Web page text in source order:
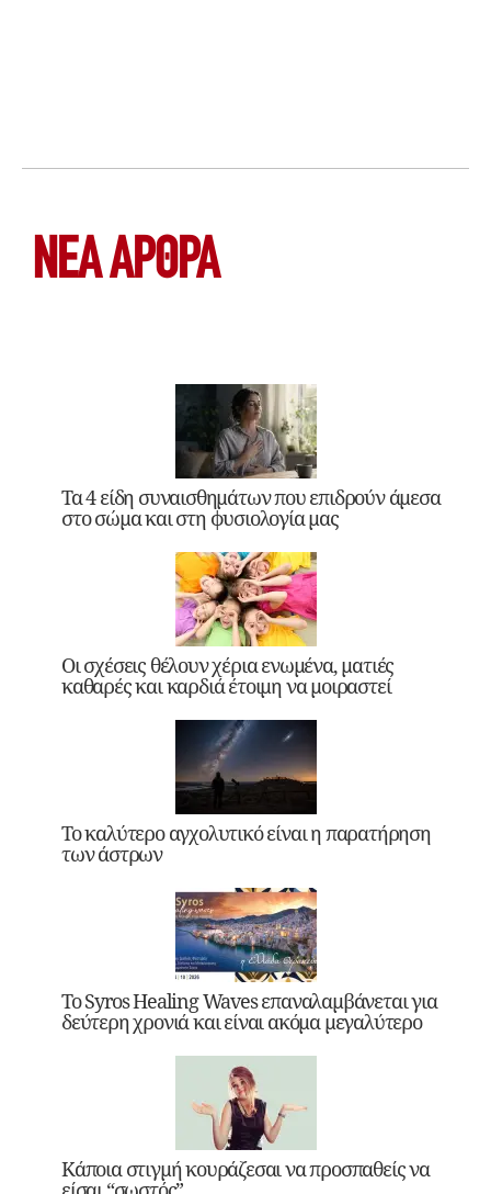
ΝΕΑ ΆΡΘΡΑ
Τα 4 είδη συναισθημάτων που επιδρούν άμεσα
στο σώμα και στη φυσιολογία μας
Οι σχέσεις θέλουν χέρια ενωμένα, ματιές
καθαρές και καρδιά έτοιμη να μοιραστεί
Το καλύτερο αγχολυτικό είναι η παρατήρηση
των άστρων
Το Syros Healing Waves επαναλαμβάνεται για
δεύτερη χρονιά και είναι ακόμα μεγαλύτερο
Κάποια στιγμή κουράζεσαι να προσπαθείς να